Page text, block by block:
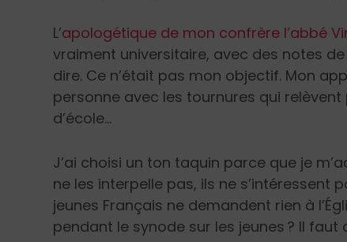
L’apologétique de mon confrère l’abbé
vraiment universitaire, avec des notes
dire. Ce n’était pas mon objectif. Mon
personne avec les tournures qui
d’école…
J’ai choisi un ton taquin parce que je
ne les interpelle pas, ils ne s’intéressent
jeunes Français ne demandent rien à
pendant le synode sur les jeunes ? Il